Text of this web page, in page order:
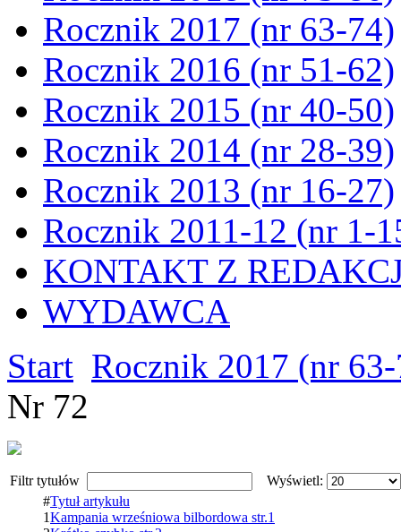
Rocznik 2017 (nr 63-74)
Rocznik 2016 (nr 51-62)
Rocznik 2015 (nr 40-50)
Rocznik 2014 (nr 28-39)
Rocznik 2013 (nr 16-27)
Rocznik 2011-12 (nr 1-
KONTAKT Z
WYDAWCA
Start Rocznik 2017 (nr
Nr 72
Filtr tytułów
Wyświetl:
#Tytuł artykułu
1Kampania wrześniowa bilbordowa str.1